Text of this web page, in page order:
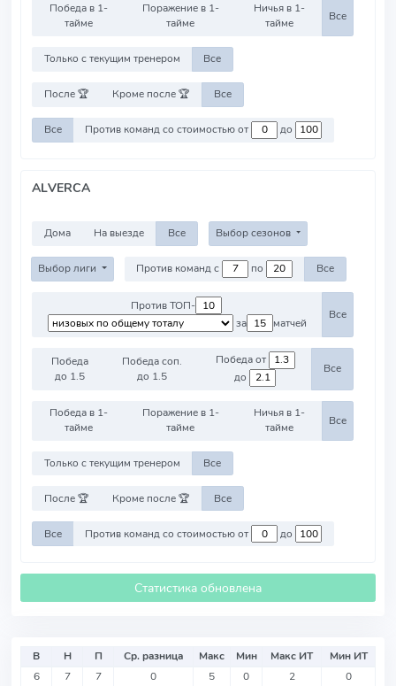
Победа в 1-
тайме
Поражение в 1-
тайме
Ничья в 1-
тайме
Все
Только с текущим тренером Все
После 🏆 Кроме после 🏆 Все
Все Против команд со стоимостью от до
ALVERCA
Дома На выезде Все Выбор сезонов
Выбор лиги Против команд с по Все
Против ТОП-
за
матчей
Все
Победа
до 1.5
Победа соп.
до 1.5
Победа от
до
Все
Победа в 1-
тайме
Поражение в 1-
тайме
Ничья в 1-
тайме
Все
Только с текущим тренером Все
После 🏆 Кроме после 🏆 Все
Все Против команд со стоимостью от до
Статистика обновлена
В Н П Ср. разница Макс Мин Макс ИТ
Мин ИТ
6
7 7 0 5 0 2 0